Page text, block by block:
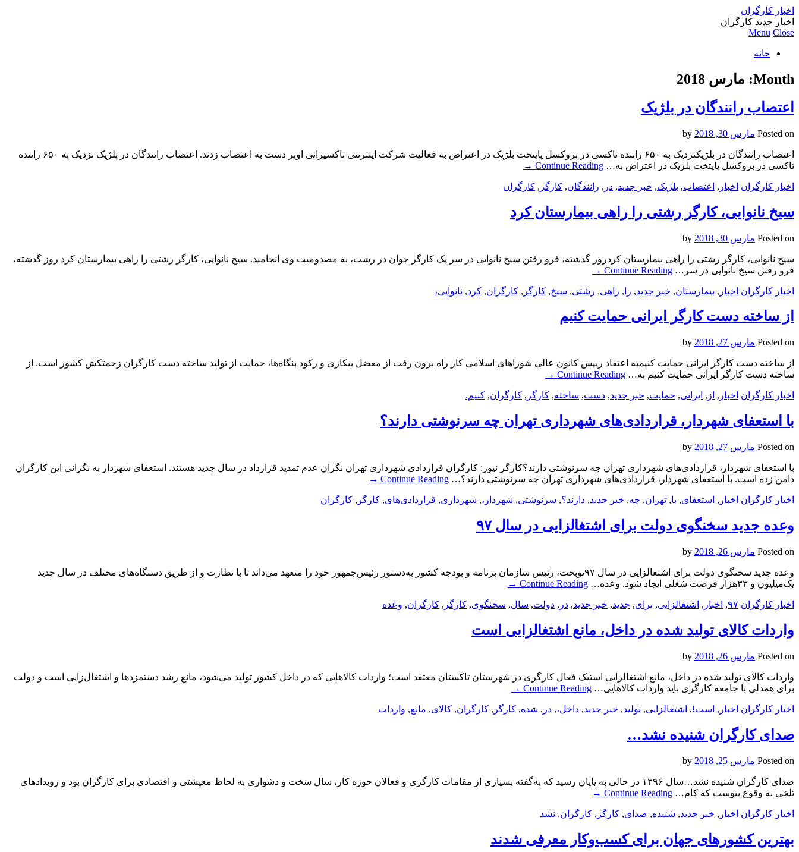
اخبار کارگران
اخبار جدید کارگران
Menu Close
خانه
Month: مارس 2018
اعتصاب رانندگان در بلژیک
Posted on مارس 30, 2018
اعتصاب رانندگان در بلژیکنزدیک به ۶۵۰ راننده تاکسی در بروکسل پایتخت بلژیک در اعتراض به فعالیت شرکت اینترنتی تاکسیرانی اوبر دست به اعتصاب زدند. اعتصاب رانندگان در بلژیک نزدیک به ۶۵۰ راننده
تاکسی در بروکسل پایتخت بلژیک در اعتراض به… Continue Reading
→
اخبار کارگران اخبار , اعتصاب, بلژیک, خبر جدید, در , رانندگان, کارگر , کارگران
سیخ نانوایی، کارگر رشتی را راهی بیمارستان کرد
Posted on مارس 30, 2018
سیخ نانوایی، کارگر رشتی را راهی بیمارستان کردروز گذشته، فرو رفتن سیخ نانوایی در سر یک کارگر جوان در رشت، به مصدومیت وی انجامید. سیخ نانوایی، کارگر رشتی را راهی بیمارستان کرد روز گذشته،
فرو رفتن سیخ نانوایی در سر… Continue Reading
→
اخبار کارگران اخبار , بیمارستان, خبر جدید, را , راهی, رشتی, سیخ, کارگر , کارگران, کرد, نانوایی،
از ساخته دست کارگر ایرانی حمایت کنیم
Posted on مارس 27, 2018
از ساخته دست کارگر ایرانی حمایت کنیمبه اعتقاد رییس کانون عالی شوراهای اسلامی کار راه برون رفت از معضل بیکاری و رکود بنگاه‌ها، حمایت از تولید ساخته دست کارگران زحمتکش کشور است. از
ساخته دست کارگر ایرانی حمایت کنیم به… Continue Reading
→
اخبار کارگران اخبار , از , ایرانی, حمایت, خبر جدید, دست, ساخته, کارگر , کارگران, کنیم.
با استعفای شهردار، قراردادی‌های شهرداری تهران چه سرنوشتی دارند؟
Posted on مارس 27, 2018
با استعفای شهردار، قراردادی‌های شهرداری تهران چه سرنوشتی دارند؟کارگر نیوز: کارگران قراردادی شهرداری تهران نگران عدم تمدید قرارداد در سال جدید هستند. استعفای شهردار به نگرانی این کارگران
دامن زده است. با استعفای شهردار، قراردادی‌های شهرداری تهران چه سرنوشتی دارند؟… Continue Reading
→
اخبار کارگران اخبار , استعفای, با, تهران, چه, خبر جدید, دارند؟, سرنوشتی, شهردار،, شهرداری, قراردادی‌های, کارگر , کارگران
وعده جدید سخنگوی دولت برای اشتغالزایی در سال ۹۷
Posted on مارس 26, 2018
وعده جدید سخنگوی دولت برای اشتغالزایی در سال ۹۷نوبخت، رئیس سازمان برنامه و بودجه کشور به‌دستور رئیس‌جمهور خود را متعهد می‌داند تا با نظارت و از طریق دستگاه‌های مختلف در سال جدید
یک‌میلیون و ۳۳هزار فرصت شغلی ایجاد شود. وعده…
Continue Reading
→
اخبار کارگران ۹۷, اخبار , اشتغالزایی, برای, جدید, خبر جدید, در , دولت, سال, سخنگوی, کارگر , کارگران, وعده
واردات کالای تولید شده در داخل، مانع اشتغالزایی است
Posted on مارس 26, 2018
واردات کالای تولید شده در داخل، مانع اشتغالزایی استیک فعال کارگری در شهرستان تاکستان معتقد است؛ واردات کالاهایی که در داخل کشور تولید می‌شود، مانع رشد دستمزد‌ها و اشتغال‌زایی است و دولت
برای همدلی با جامعه کارگری باید واردات کالاهایی… Continue Reading
→
اخبار کارگران اخبار , است!, اشتغالزایی, تولید, خبر جدید, داخل،, در , شده, کارگر , کارگران, کالای, مانع, واردات
صدای کارگران شنیده نشد…
Posted on مارس 25, 2018
صدای کارگران شنیده نشد…سال ۱۳۹۶ در حالی به پایان رسید که به‌گفته بسیاری از مقامات کارگری و فعالان حوزه کار، سال سخت و دشواری به لحاظ معیشتی و اقتصادی برای کارگران بود و رویدادهای
تلخی به وقوع پیوست که کام… Continue Reading
→
اخبار کارگران اخبار , خبر جدید, شنیده, صدای, کارگر , کارگران, نشد
بهترین کشورهای جهان برای کسب‌وکار معرفی شدند